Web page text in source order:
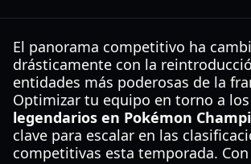
El panorama competitivo ha
drásticamente con la
entidades más poderosas de la
Optimizar tu equipo en torno a los
legendarios en Pokémon
clave para escalar en las
competitivas esta temporada.